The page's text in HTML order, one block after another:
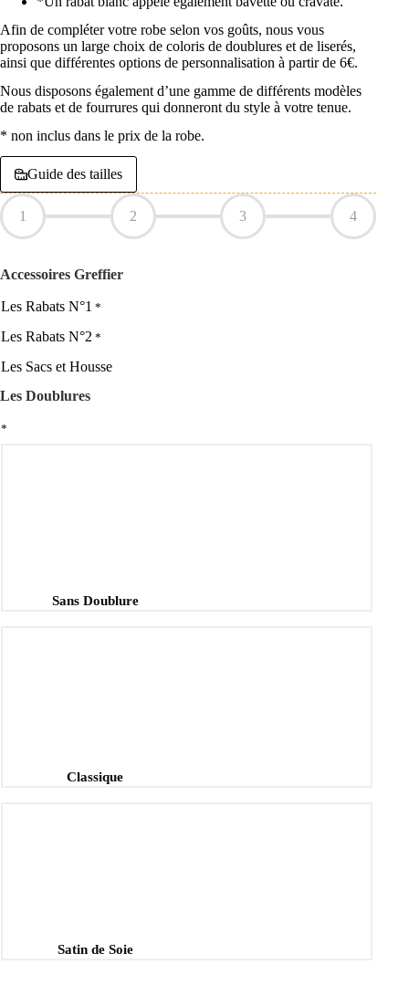
Afin de compléter votre robe selon vos goûts, nous vous
proposons un large choix de coloris de doublures et de liserés,
ainsi que différentes options de personnalisation à partir de 6€.
Nous disposons également d’une gamme de différents modèles
de rabats et de fourrures qui donneront du style à votre tenue.
* non inclus dans le prix de la robe.
Guide des tailles
1 2 3 4
Accessoires Greffier
Les Rabats N°1 *
Les Rabats N°2 *
Les Sacs et Housse
Les Doublures
*
Sans Doublure
Classique
Satin de Soie